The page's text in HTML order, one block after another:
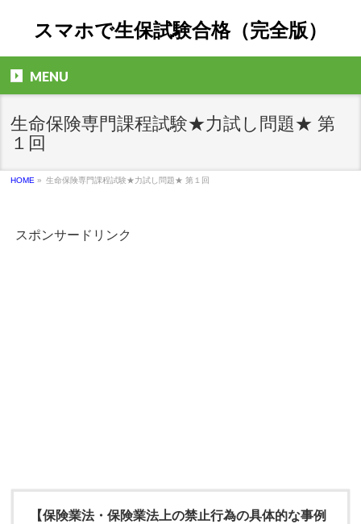
スマホで生保試験合格（完全版）
MENU
生命保険専門課程試験★力試し問題★ 第
１回
HOME » 生命保険専門課程試験★力試し問題★ 第１回
スポンサードリンク
【保険業法・保険業法上の禁止行為の具体的な事例